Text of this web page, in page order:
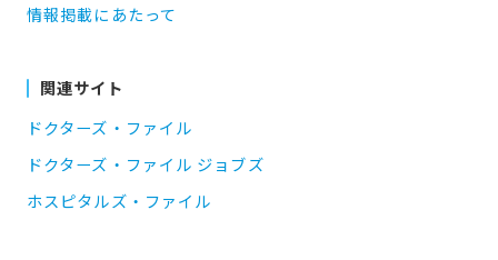
情報掲載にあたって
関連サイト
ドクターズ・ファイル
ドクターズ・ファイル ジョブズ
ホスピタルズ・ファイル